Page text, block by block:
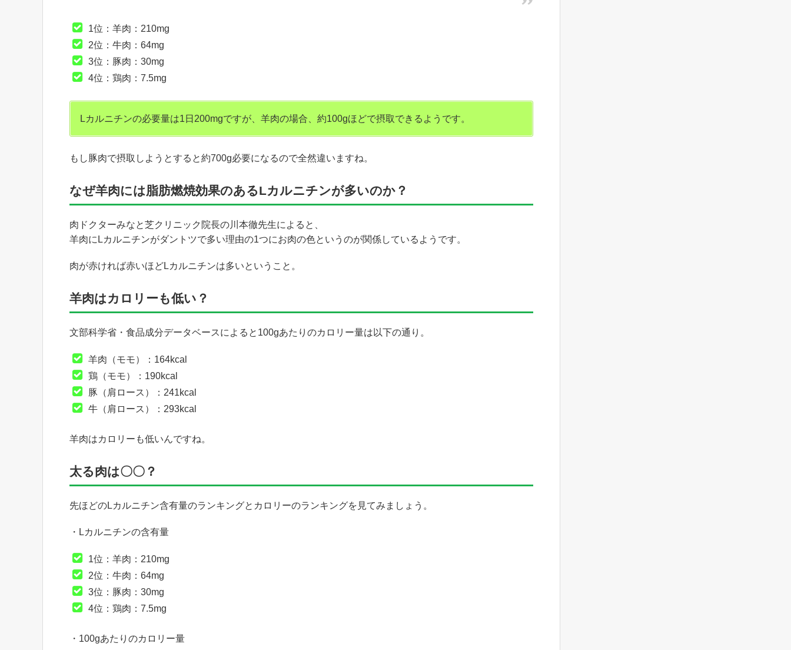
1位：羊肉：210mg
2位：牛肉：64mg
3位：豚肉：30mg
4位：鶏肉：7.5mg
Lカルニチンの必要量は1日200mgですが、羊肉の場合、約100gほどで摂取できるようです。
もし豚肉で摂取しようとすると約700g必要になるので全然違いますね。
なぜ羊肉には脂肪燃焼効果のあるLカルニチンが多いのか？
肉ドクターみなと芝クリニック院長の川本徹先生によると、
羊肉にLカルニチンがダントツで多い理由の1つにお肉の色というのが関係しているようです。
肉が赤ければ赤いほどLカルニチンは多いということ。
羊肉はカロリーも低い？
文部科学省・食品成分データベースによると100gあたりのカロリー量は以下の通り。
羊肉（モモ）：164kcal
鶏（モモ）：190kcal
豚（肩ロース）：241kcal
牛（肩ロース）：293kcal
羊肉はカロリーも低いんですね。
太る肉は〇〇？
先ほどのLカルニチン含有量のランキングとカロリーのランキングを見てみましょう。
・Lカルニチンの含有量
1位：羊肉：210mg
2位：牛肉：64mg
3位：豚肉：30mg
4位：鶏肉：7.5mg
・100gあたりのカロリー量